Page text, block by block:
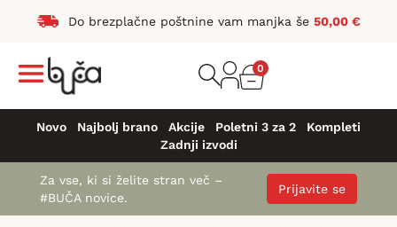
Do brezplačne poštnine vam manjka še 50,00 €
0
Novo Najbolj brano Akcije Poletni 3 za 2
Kompleti
Zadnji izvodi
Za vse, ki si želite stran več –
#BUČA novice.
Prijavite se